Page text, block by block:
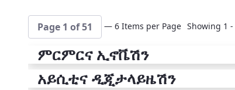
Page 1 of 51 — 6 Items per Page Showing 1
ምርምርና ኢኖቬሽን
አይሲቲና ዲጂታላይዜሽን